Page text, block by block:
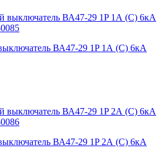
ВА47-29 1P 1А (С) 6кА
ВА47-29 1P 2А (С) 6кА